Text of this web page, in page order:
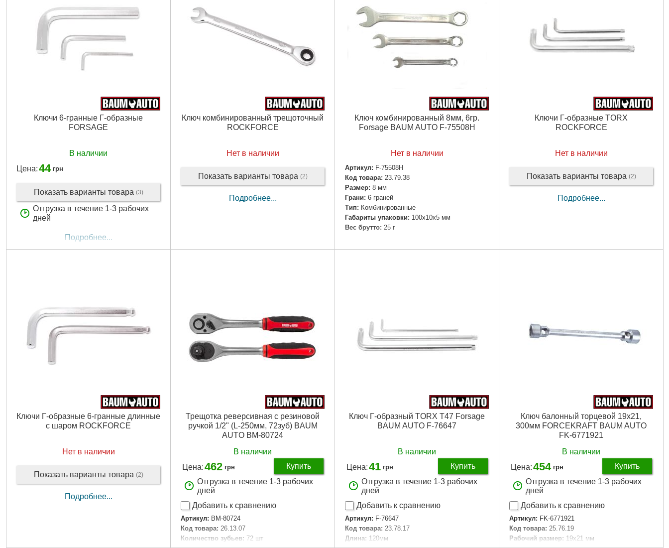
Ключи 6-гранные Г-образные
FORSAGE
В наличии
Цена:44 грн
Показать варианты товара (3)
Отгрузка в течение 1-3 рабочих
дней
Подробнее...
Ключ комбинированный трещоточный
ROCKFORCE
Нет в наличии
Показать варианты товара (2)
Подробнее...
Ключ комбинированный 8мм, 6гр.
Forsage BAUM AUTO F-75508H
Нет в наличии
Артикул: F-75508H
Код товара: 23.79.38
Размер: 8 мм
Грани: 6 граней
Тип: Комбинированные
Габариты упаковки: 100x10x5 мм
Вес брутто: 25 г
Подробнее...
Ключи Г-образные TORX
ROCKFORCE
Нет в наличии
Показать варианты товара (2)
Подробнее...
Ключи Г-образные 6-гранные длинные
с шаром ROCKFORCE
Нет в наличии
Показать варианты товара (2)
Подробнее...
Трещотка реверсивная с резиновой
ручкой 1/2" (L-250мм, 72зуб) BAUM
AUTO BM-80724
В наличии
Цена:462 грн
Купить
Отгрузка в течение 1-3 рабочих
дней
Добавить к сравнению
Артикул: BM-80724
Код товара: 26.13.07
Количество зубьев: 72 шт
Ключ Г-образный TORX T47 Forsage
BAUM AUTO F-76647
В наличии
Цена:41 грн
Купить
Отгрузка в течение 1-3 рабочих
дней
Добавить к сравнению
Артикул: F-76647
Код товара: 23.78.17
Дли­на: 120мм
Ключ балонный торцевой 19х21,
300мм FORCEKRAFT BAUM AUTO
FK-6771921
В наличии
Цена:454 грн
Купить
Отгрузка в течение 1-3 рабочих
дней
Добавить к сравнению
Артикул: FK-6771921
Код товара: 25.76.19
Рабочий размер: 19х21 мм